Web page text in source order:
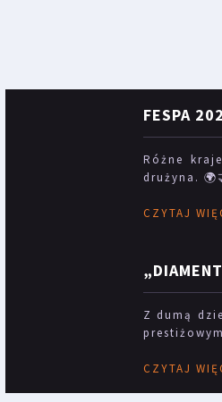
FESPA
Różne
drużyna.
CZYTAJ
Z dumą
CZYTAJ